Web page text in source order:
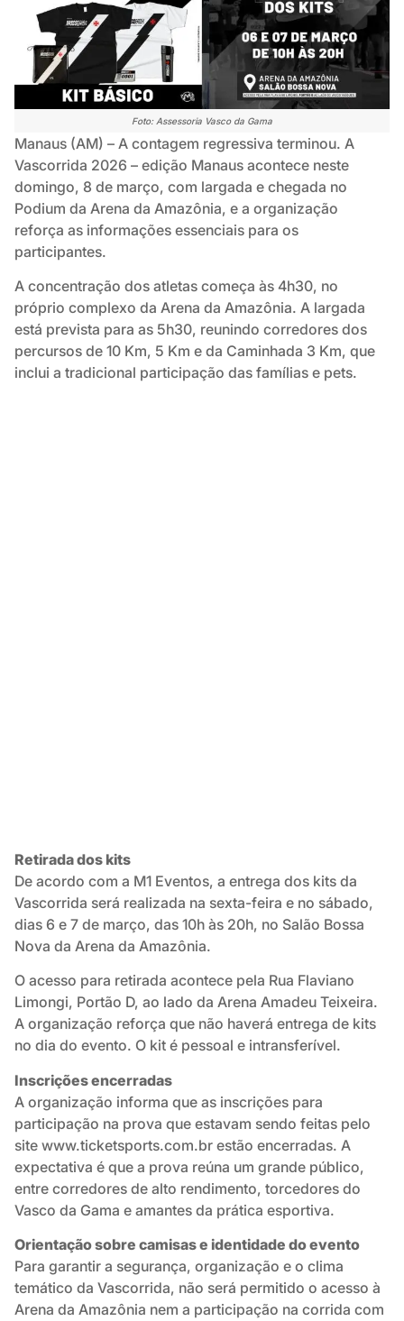
Foto: Assessoria Vasco da Gama
Manaus (AM) – A contagem regressiva terminou. A
Vascorrida 2026 – edição Manaus acontece neste
domingo, 8 de março, com largada e chegada no
Podium da Arena da Amazônia, e a organização
reforça as informações essenciais para os
participantes.
A concentração dos atletas começa às 4h30, no
próprio complexo da Arena da Amazônia. A largada
está prevista para as 5h30, reunindo corredores dos
percursos de 10 Km, 5 Km e da Caminhada 3 Km, que
inclui a tradicional participação das famílias e pets.
Retirada dos kits
De acordo com a M1 Eventos, a entrega dos kits da
Vascorrida será realizada na sexta-feira e no sábado,
dias 6 e 7 de março, das 10h às 20h, no Salão Bossa
Nova da Arena da Amazônia.
O acesso para retirada acontece pela Rua Flaviano
Limongi, Portão D, ao lado da Arena Amadeu Teixeira.
A organização reforça que não haverá entrega de kits
no dia do evento. O kit é pessoal e intransferível.
Inscrições encerradas
A organização informa que as inscrições para
participação na prova que estavam sendo feitas pelo
site www.ticketsports.com.br estão encerradas. A
expectativa é que a prova reúna um grande público,
entre corredores de alto rendimento, torcedores do
Vasco da Gama e amantes da prática esportiva.
Orientação sobre camisas e identidade do evento
Para garantir a segurança, organização e o clima
temático da Vascorrida, não será permitido o acesso à
Arena da Amazônia nem a participação na corrida com